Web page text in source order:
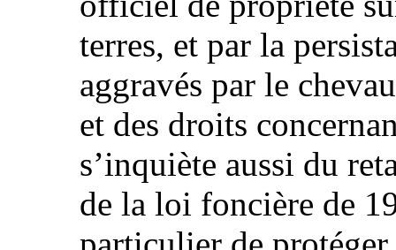
terres, et par la
aggravés par le
et des droits
s’inquiète aussi du
de la loi foncière de